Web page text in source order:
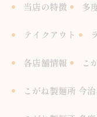
当店の特徴 多
テイクアウト
各店舗情報 こ
こがね製麺所 今